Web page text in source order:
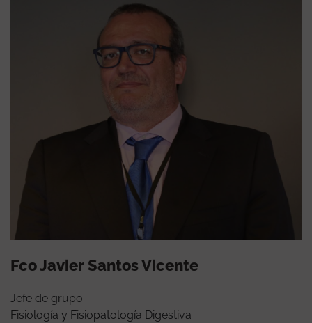
Fco Javier Santos Vicente
Jefe de grupo
Fisiología y Fisiopatología Digestiva